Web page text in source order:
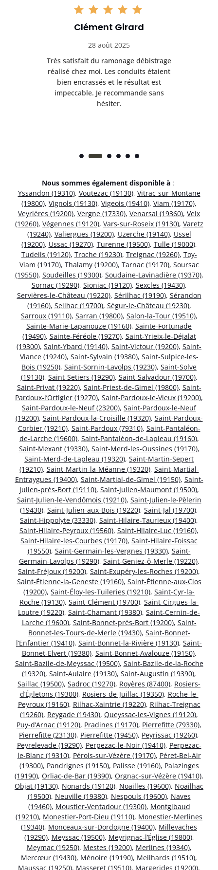
Clément Girard
28 août 2025
Très satisfait du ramonage débistrage
réalisé chez moi. Les conduits étaient
bien encrassés et le résultat est
impeccable. Je recommande sans
hésiter.
Nous sommes également disponible à :
Yssandon (19310), Voutezac (19130), Vitrac-sur-Montane
(19800), Vignols (19130), Vigeois (19410), Viam (19170),
Veyrières (19200), Vergne (17330), Venarsal (19360), Veix
(19260), Végennes (19120), Vars-sur-Roseix (19130), Varetz
(19240), Valiergues (19200), Uzerche (19140), Ussel
(19200), Ussac (19270), Turenne (19500), Tulle (19000),
Tudeils (19120), Troche (19230), Treignac (19260), Toy-
Viam (19170), Thalamy (19200), Tarnac (19170), Soursac
(19550), Soudeilles (19300), Soudaine-Lavinadière (19370),
Sornac (19290), Sioniac (19120), Sexcles (19430),
Servières-le-Château (19220), Sérilhac (19190), Sérandon
(19160), Seilhac (19700), Ségur-le-Château (19230),
Sarroux (19110), Sarran (19800), Salon-la-Tour (19510),
Sainte-Marie-Lapanouze (19160), Sainte-Fortunade
(19490), Sainte-Féréole (19270), Saint-Yrieix-le-Déjalat
(19300), Saint-Ybard (19140), Saint-Victour (19200), Saint-
Viance (19240), Saint-Sylvain (19380), Saint-Sulpice-les-
Bois (19250), Saint-Sornin-Lavolps (19230), Saint-Solve
(19130), Saint-Setiers (19290), Saint-Salvadour (19700),
Saint-Privat (19220), Saint-Priest-de-Gimel (19800), Saint-
Pardoux-l’Ortigier (19270), Saint-Pardoux-le-Vieux (19200),
Saint-Pardoux-le-Neuf (23200), Saint-Pardoux-le-Neuf
(19200), Saint-Pardoux-la-Croisille (19320), Saint-Pardoux-
Corbier (19210), Saint-Pardoux (79310), Saint-Pantaléon-
de-Larche (19600), Saint-Pantaléon-de-Lapleau (19160),
Saint-Mexant (19330), Saint-Merd-les-Oussines (19170),
Saint-Merd-de-Lapleau (19320), Saint-Martin-Sepert
(19210), Saint-Martin-la-Méanne (19320), Saint-Martial-
Entraygues (19400), Saint-Martial-de-Gimel (19150), Saint-
Julien-près-Bort (19110), Saint-Julien-Maumont (19500),
Saint-Julien-le-Vendômois (19210), Saint-Julien-le-Pèlerin
(19430), Saint-Julien-aux-Bois (19220), Saint-Jal (19700),
Saint-Hippolyte (33330), Saint-Hilaire-Taurieux (19400),
Saint-Hilaire-Peyroux (19560), Saint-Hilaire-Luc (19160),
Saint-Hilaire-les-Courbes (19170), Saint-Hilaire-Foissac
(19550), Saint-Germain-les-Vergnes (19330), Saint-
Germain-Lavolps (19290), Saint-Geniez-ô-Merle (19220),
Saint-Fréjoux (19200), Saint-Exupéry-les-Roches (19200),
Saint-Étienne-la-Geneste (19160), Saint-Étienne-aux-Clos
(19200), Saint-Éloy-les-Tuileries (19210), Saint-Cyr-la-
Roche (19130), Saint-Clément (19700), Saint-Cirgues-la-
Loutre (19220), Saint-Chamant (19380), Saint-Cernin-de-
Larche (19600), Saint-Bonnet-près-Bort (19200), Saint-
Bonnet-les-Tours-de-Merle (19430), Saint-Bonnet-
l’Enfantier (19410), Saint-Bonnet-la-Rivière (19130), Saint-
Bonnet-Elvert (19380), Saint-Bonnet-Avalouze (19150),
Saint-Bazile-de-Meyssac (19500), Saint-Bazile-de-la-Roche
(19320), Saint-Aulaire (19130), Saint-Augustin (19390),
Saillac (19500), Sadroc (19270), Royères (87400), Rosiers-
d’Égletons (19300), Rosiers-de-Juillac (19350), Roche-le-
Peyroux (19160), Rilhac-Xaintrie (19220), Rilhac-Treignac
(19260), Reygade (19430), Queyssac-les-Vignes (19120),
Puy-d’Arnac (19120), Pradines (19170), Pierrefitte (79330),
Pierrefitte (23130), Pierrefitte (19450), Peyrissac (19260),
Peyrelevade (19290), Perpezac-le-Noir (19410), Perpezac-
le-Blanc (19310), Pérols-sur-Vézère (19170), Péret-Bel-Air
(19300), Pandrignes (19150), Palisse (19160), Palazinges
(19190), Orliac-de-Bar (19390), Orgnac-sur-Vézère (19410),
Objat (19130), Nonards (19120), Noailles (19600), Noailhac
(19500), Neuville (19380), Nespouls (19600), Naves
(19460), Moustier-Ventadour (19300), Montgibaud
(19210), Monestier-Port-Dieu (19110), Monestier-Merlines
(19340), Monceaux-sur-Dordogne (19400), Millevaches
(19290), Meyssac (19500), Meyrignac-l’Église (19800),
Meymac (19250), Mestes (19200), Merlines (19340),
Mercœur (19430), Ménoire (19190), Meilhards (19510),
Maussac (19250), Masseret (19510), Margerides (19200),